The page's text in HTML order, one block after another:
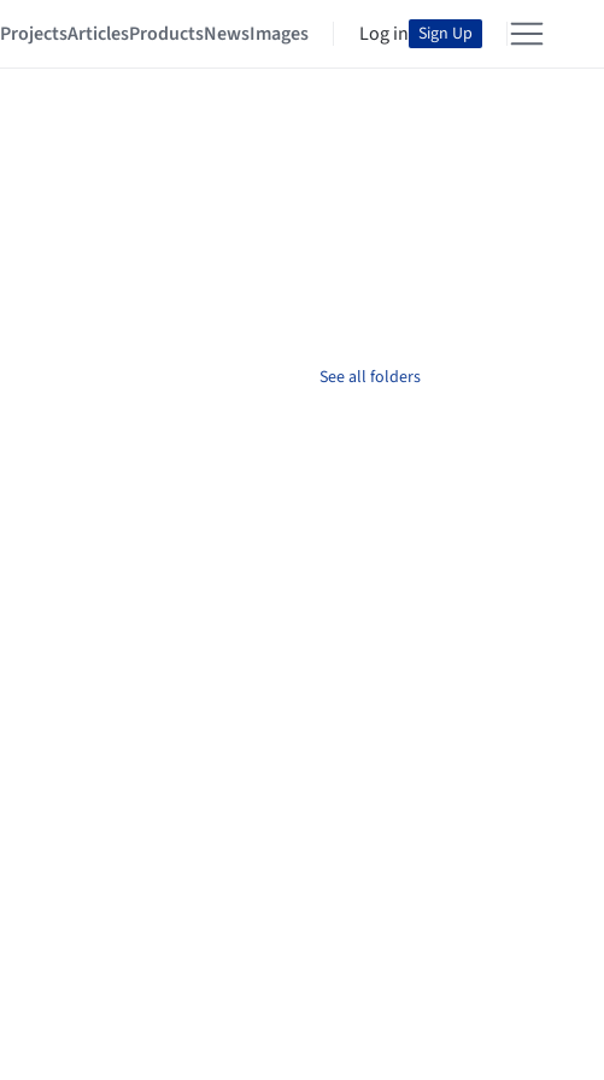
ProjectsArticlesProductsNewsImages Log in Sign Up
See all folders